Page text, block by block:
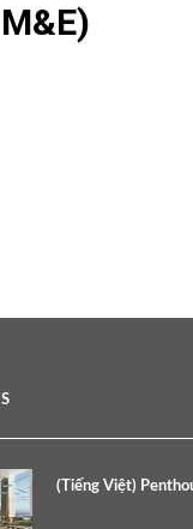
(Tiếng Việt)